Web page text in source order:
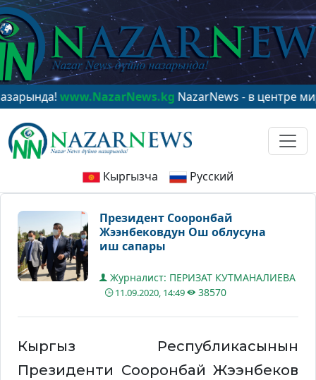
www.NazarNews.kgNazarNews - в центре
Кыргызча Русский
Президент Сооронбай
Жээнбековдун Ош облусуна
иш сапары
Журналист: ПЕРИЗАТ КУТМАНАЛИЕВА
11.09.2020, 14:49 38570
Кыргыз Республикасынын
Президенти Сооронбай Жээнбеков